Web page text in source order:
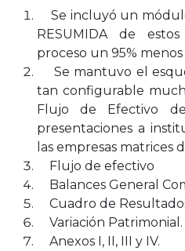
Se incluyó un
RESUMIDA de
proceso un 95%
Se mantuvo el
tan configurable
Flujo de Efectivo
presentaciones a
las empresas matrices
Flujo de efectivo
Balances General
Cuadro de
Variación Patrimonial.
Anexos I, II, III y IV.